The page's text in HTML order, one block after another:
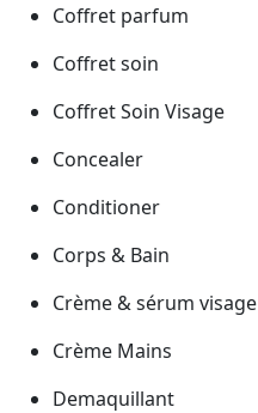
Coffret parfum
Coffret soin
Coffret Soin Visage
Concealer
Conditioner
Corps & Bain
Crème & sérum visage
Crème Mains
Demaquillant